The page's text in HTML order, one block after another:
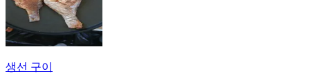
생선 구이